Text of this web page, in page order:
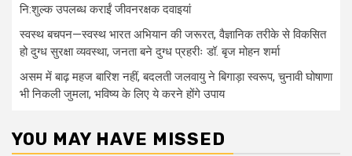
नि:शुल्क उपलब्ध कराईं जीवनरक्षक दवाइयां
स्वस्थ बचपन—स्वस्थ भारत अभियान की जरूरत, वैज्ञानिक तरीके से विकसित
हो दुग्ध सुरक्षा व्यवस्था, जनता बने दुग्ध प्रहरीः डॉ. बृज मोहन शर्मा
असम में बाढ़ महज बारिश नहीं, बदलती जलवायु ने बिगाड़ा स्वरूप, चुनावी घोषाणा
भी निकली जुमला, भविष्य के लिए ये करने होंगे उपाय
YOU MAY HAVE MISSED